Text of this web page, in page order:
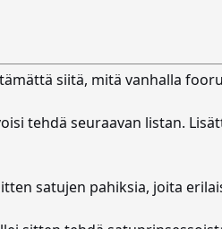
siitä, mitä vanhalla
tehdä seuraavan listan.
satujen pahiksia, joita